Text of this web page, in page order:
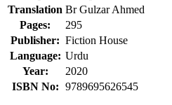
Translation Br Gulzar Ahmed
Pages:
295
Publisher: Fiction House
Language: Urdu
Year:
2020
ISBN No: 9789695626545